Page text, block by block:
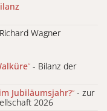
Wagner
“ - Bilanz der
Jubiläumsjahr?“ - zur
2026